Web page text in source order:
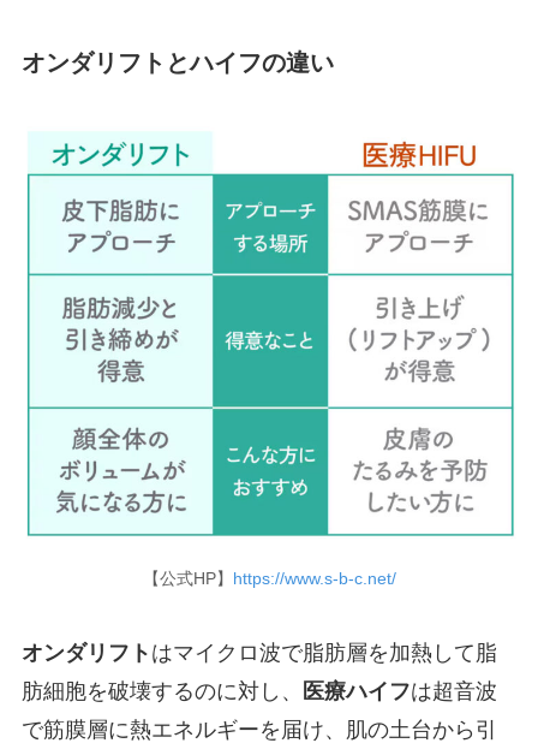
オンダリフトとハイフの違い
【公式HP】 https://www.s-b-c.net/
オンダリフト はマイクロ波で脂肪層を加熱して脂
肪細胞を破壊するのに対し、
医療ハイフは超音波
で筋膜層に熱エネルギーを届け、肌の土台から引